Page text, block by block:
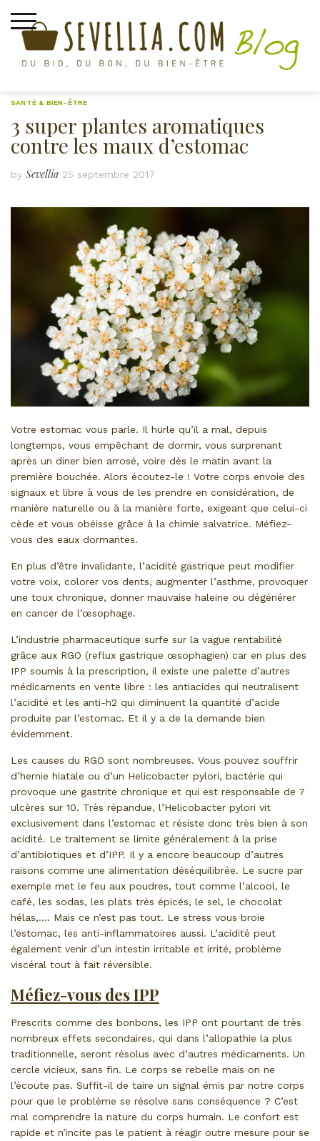
content
SANTÉ & BIEN-ÊTRE
3 super plantes aromatiques
contre les maux d’estomac
by Sevellia 25 septembre 2017
Votre estomac vous parle. Il hurle qu’il a mal, depuis
longtemps, vous empêchant de dormir, vous surprenant
après un diner bien arrosé, voire dès le matin avant la
première bouchée. Alors écoutez-le ! Votre corps envoie des
signaux et libre à vous de les prendre en considération, de
manière naturelle ou à la manière forte, exigeant que celui-ci
cède et vous obéisse grâce à la chimie salvatrice. Méfiez-
vous des eaux dormantes.
En plus d’être invalidante, l’acidité gastrique peut modifier
votre voix, colorer vos dents, augmenter l’asthme, provoquer
une toux chronique, donner mauvaise haleine ou dégénérer
en cancer de l’œsophage.
L’industrie pharmaceutique surfe sur la vague rentabilité
grâce aux RGO (reflux gastrique œsophagien) car en plus des
IPP soumis à la prescription, il existe une palette d’autres
médicaments en vente libre : les antiacides qui neutralisent
l’acidité et les anti-h2 qui diminuent la quantité d’acide
produite par l’estomac. Et il y a de la demande bien
évidemment.
Les causes du RGO sont nombreuses. Vous pouvez souffrir
d’hernie hiatale ou d’un Helicobacter pylori, bactérie qui
provoque une gastrite chronique et qui est responsable de 7
ulcères sur 10. Très répandue, l’Helicobacter pylori vit
exclusivement dans l’estomac et résiste donc très bien à son
acidité. Le traitement se limite généralement à la prise
d’antibiotiques et d’IPP. Il y a encore beaucoup d’autres
raisons comme une alimentation déséquilibrée. Le sucre par
exemple met le feu aux poudres, tout comme l’alcool, le
café, les sodas, les plats très épicés, le sel, le chocolat
hélas,…. Mais ce n’est pas tout. Le stress vous broie
l’estomac, les anti-inflammatoires aussi. L’acidité peut
également venir d’un intestin irritable et irrité, problème
viscéral tout à fait réversible.
Méfiez-vous des IPP
Prescrits comme des bonbons, les IPP ont pourtant de très
nombreux effets secondaires, qui dans l’allopathie la plus
traditionnelle, seront résolus avec d’autres médicaments. Un
cercle vicieux, sans fin. Le corps se rebelle mais on ne
l’écoute pas. Suffit-il de taire un signal émis par notre corps
pour que le problème se résolve sans conséquence ? C’est
mal comprendre la nature du corps humain. Le confort est
rapide et n’incite pas le patient à réagir outre mesure pour se